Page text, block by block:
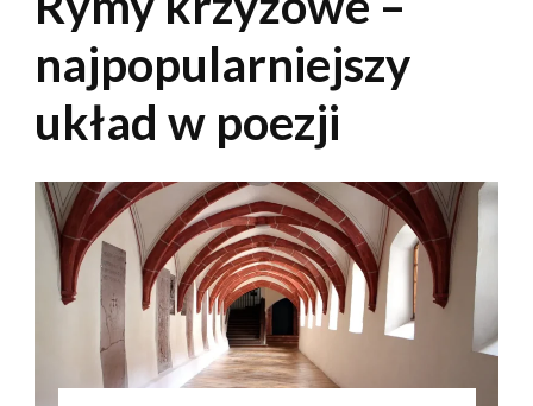
najpopularniejszy
układ w poezji